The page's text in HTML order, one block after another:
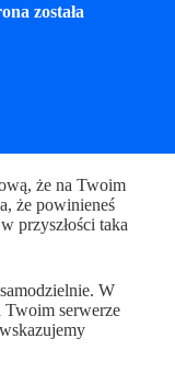
została
że na Twoim
że powinieneś
przyszłości taka
W
serwerze